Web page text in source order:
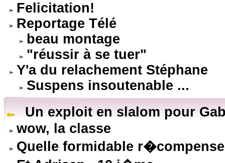
Felicitation!
Reportage Télé
beau montage
"réussir à se tuer"
Y'a du relachement Stéphane
Suspens insoutenable ...
Un exploit en slalom pour
wow, la classe
Quelle formidable